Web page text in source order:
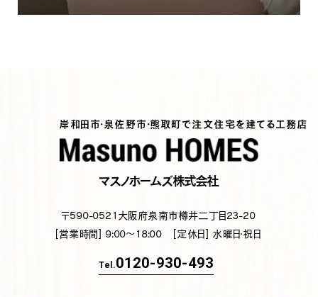
岸和田市・泉佐野市・熊取町で注文住宅を建てる工務店
マスノホームズ株式会社
〒590-0521 大阪府泉南市樽井二丁目23-20
[営業時間] 9:00～18:00 [定休日] 水曜日・祝日
Tel.0120-930-493